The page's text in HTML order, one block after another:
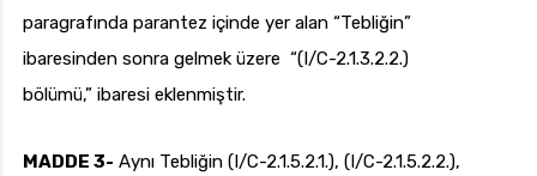
paragrafında parantez içinde yer alan “Tebliğin”
ibaresinden sonra gelmek üzere “(I/C-2.1.3.2.2.)
bölümü,” ibaresi eklenmiştir.
MADDE 3- Aynı Tebliğin (I/C-2.1.5.2.1.), (I/C-2.1.5.2.2.),